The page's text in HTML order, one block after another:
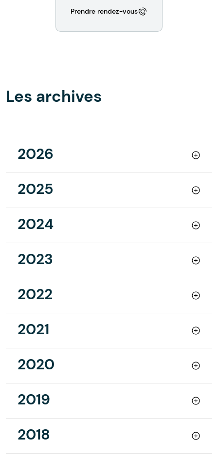
Prendre rendez-vous
Les archives
2026
2025
2024
2023
2022
2021
2020
2019
2018